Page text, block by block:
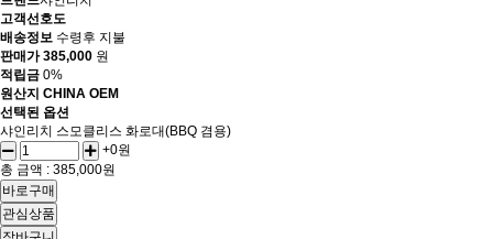
고객선호도
배송정보 수령후 지불
판매가 385,000 원
적립금 0%
원산지 CHINA OEM
선택된 옵션
샤인리치 스모클리스 화로대(BBQ 겸용)
+0원
총 금액 : 385,000원
바로구매
관심상품